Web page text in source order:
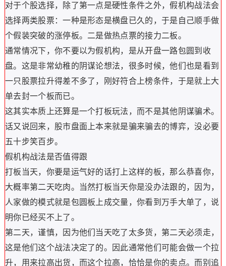
对于个股选择，除了第一点是硬性条件之外，假机构战法会
选择两类股票：一种是形态是横盘已久的，于是自己顺手做
个假装突破的涨停板。二是做热点票的接力二板。
通常情况下，你不要以为假机构，是从开盘一路包圆到收
盘。这是非常幼稚的阴谋论想法，很多时候，他们也是看到
一只股票拉升得差不多了，刚好符合上榜条件，于是就上大
单去封一个板而已。
这其实本质上还算是一个打板玩法，而不是其他阴谋骗术。
话又说回来，股市盘面上本来就是骗来骗去的博弈，没必要
五十步笑百步。
假机构战法是否值得跟
打板当天，你要是运气好的话打上这样的板，那么恭喜你，
大概率第二天吃肉。当然打板当天你是没办法跟的，因为，
人家做的模式就是包圆板上成交量，你看到万手大单了，说
明你已经买不上了。
第二天，谨慎，因为他们当天吃了太多货，第二天必须走，
这是他们这个战法决定了的。因此通常他们可能会做一个拉
升，用来拉高出货，而这个拉高，恰恰是你的卖点。而别追